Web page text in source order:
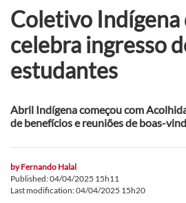
Coletivo Indígena
celebra ingresso
estudantes
Abril Indígena começou com
de benefícios e reuniões de boas-
byFernando Halal
Published: 04/04/2025 15h11
Last modification: 04/04/2025 15h20